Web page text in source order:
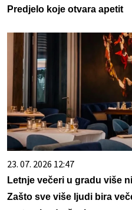
Predjelo koje otvara apetit
23. 07. 2026 12:47
Letnje večeri u gradu više
Zašto sve više ljudi bira